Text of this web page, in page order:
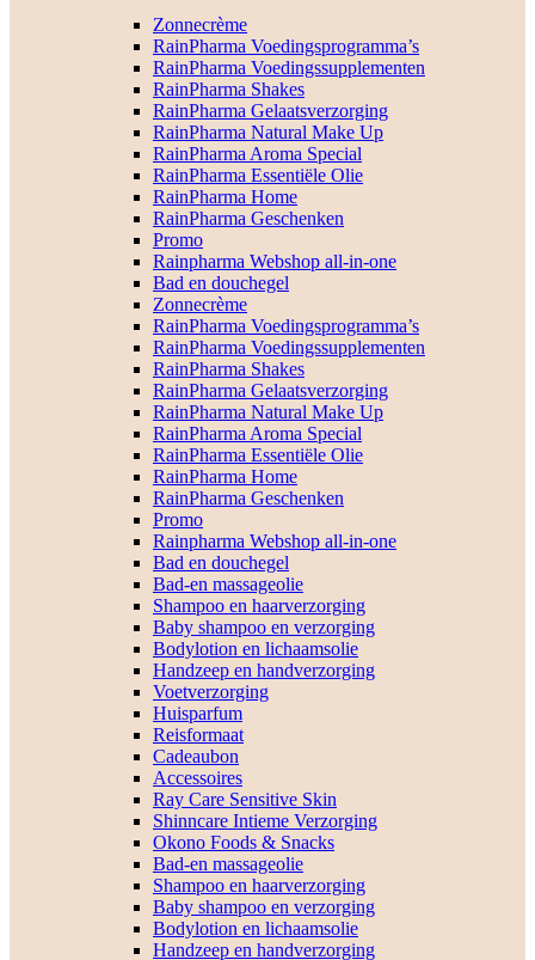
Zonnecrème
RainPharma Voedingsprogramma’s
RainPharma Voedingssupplementen
RainPharma Shakes
RainPharma Gelaatsverzorging
RainPharma Natural Make Up
RainPharma Aroma Special
RainPharma Essentiële Olie
RainPharma Home
RainPharma Geschenken
Promo
Rainpharma Webshop all-in-one
Bad en douchegel
Zonnecrème
RainPharma Voedingsprogramma’s
RainPharma Voedingssupplementen
RainPharma Shakes
RainPharma Gelaatsverzorging
RainPharma Natural Make Up
RainPharma Aroma Special
RainPharma Essentiële Olie
RainPharma Home
RainPharma Geschenken
Promo
Rainpharma Webshop all-in-one
Bad en douchegel
Bad-en massageolie
Shampoo en haarverzorging
Baby shampoo en verzorging
Bodylotion en lichaamsolie
Handzeep en handverzorging
Voetverzorging
Huisparfum
Reisformaat
Cadeaubon
Accessoires
Ray Care Sensitive Skin
Shinncare Intieme Verzorging
Okono Foods & Snacks
Bad-en massageolie
Shampoo en haarverzorging
Baby shampoo en verzorging
Bodylotion en lichaamsolie
Handzeep en handverzorging